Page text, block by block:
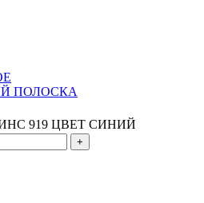
ПОЛОСКА
919 ЦВЕТ СИНИЙ